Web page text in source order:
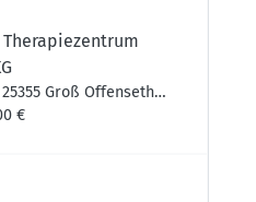
Therapiezentrum
Groß Offenseth-
€